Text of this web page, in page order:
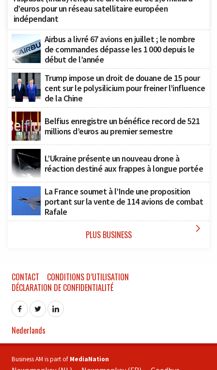
d’euros pour un réseau satellitaire européen
indépendant
Airbus a livré 67 avions en juillet ; le nombre
de commandes dépasse les 1 000 depuis le
début de l’année
Trump impose un droit de douane de 15 pour
cent sur le polysilicium pour freiner l’influence
de la Chine
Belfius enregistre un bénéfice record de 521
millions d’euros au premier semestre
L’Ukraine présente un nouveau drone à
réaction destiné aux frappes à longue portée
La France soumet à l’Inde une proposition
portant sur la vente de 114 avions de combat
Rafale
PLUS BUSINESS 
CONTACT
CONDITIONS D’UTILISATION
DÉCLARATION DE CONFIDENTIALITÉ
Nederlands
Business AM is part of MediaNation